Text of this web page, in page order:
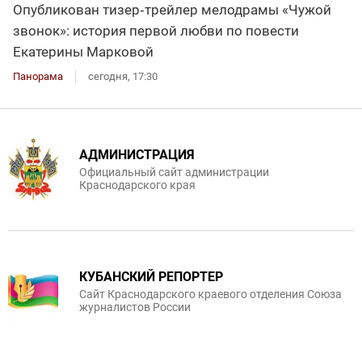
Опубликован тизер‑трейлер мелодрамы «Чужой
звонок»: история первой любви по повести
Екатерины Марковой
Панорама сегодня, 17:30
АДМИНИСТРАЦИЯ
Официальный сайт администрации
Краснодарского края
КУБАНСКИЙ РЕПОРТЕР
Сайт Краснодарского краевого отделения Союза
журналистов России